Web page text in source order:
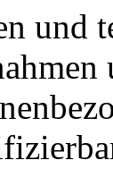
und